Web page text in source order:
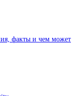
факты и чем может